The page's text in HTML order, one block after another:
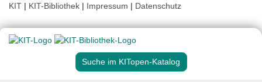
KIT | KIT-Bibliothek | Impressum | Datenschutz
Suche im KITopen-Katalog